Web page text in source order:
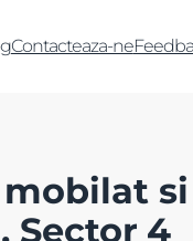
Contacteaza-ne
si
Sector 4